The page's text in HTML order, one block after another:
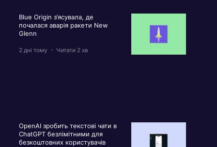
Blue Origin з’ясувала, де
почалася аварія ракети New
Glenn
2 дні тому Читати 2 хв
OpenAI зробить текстові чати в
ChatGPT безлімітними для
безкоштовних користувачів